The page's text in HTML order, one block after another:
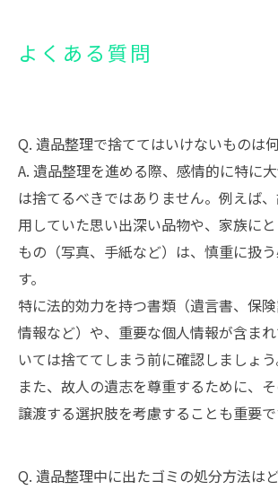
よくある質問
Q. 遺品整理で捨ててはいけないものは
A. 遺品整理を進める際、感情的に特に
は捨てるべきではありません。例えば
用していた思い出深い品物や、家族に
もの（写真、手紙など）は、慎重に扱
す。
特に法的効力を持つ書類（遺言書、保
情報など）や、重要な個人情報が含ま
いては捨ててしまう前に確認しましょう
また、故人の遺志を尊重するために、
譲渡する選択肢を考慮することも重要で
Q. 遺品整理中に出たゴミの処分方法は